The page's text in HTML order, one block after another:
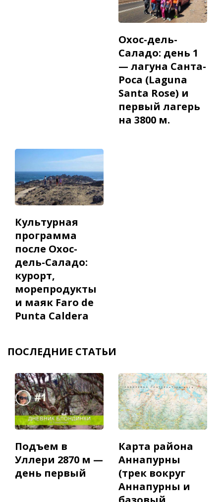
Охос-дель-
Саладо: день 1
— лагуна Санта-
Роса (Laguna
Santa Rose) и
первый лагерь
на 3800 м.
Культурная
программа
после Охос-
дель-Саладо:
курорт,
морепродукты
и маяк Faro de
Punta Caldera
ПОСЛЕДНИЕ СТАТЬИ
Подъем в
Уллери 2870 м —
день первый
Карта района
Аннапурны
(трек вокруг
Аннапурны и